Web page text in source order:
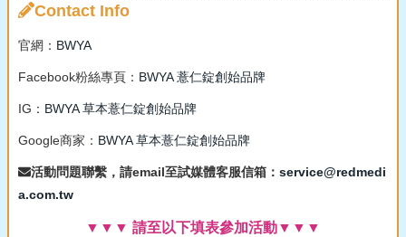
Contact Info
官網： BWYA
Facebook粉絲專頁： BWYA 薏仁錠創始品牌
IG： BWYA 草本薏仁錠創始品牌
Google商家： BWYA 草本薏仁錠創始品牌
活動問題聯繫，請email至試媒體客服信箱： service@redmedi
a.com.tw
▼▼▼ 請至以下填表參加活動▼▼▼